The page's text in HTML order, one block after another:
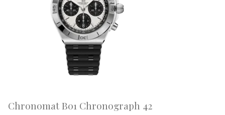
Chronomat B01 Chronograph 42